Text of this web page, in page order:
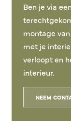
Ben je via
montage
met je
verloopt en
interieur.
NEEM